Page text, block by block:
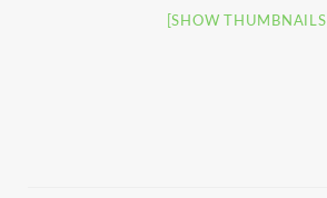
[SHOW THUMBNAILS]